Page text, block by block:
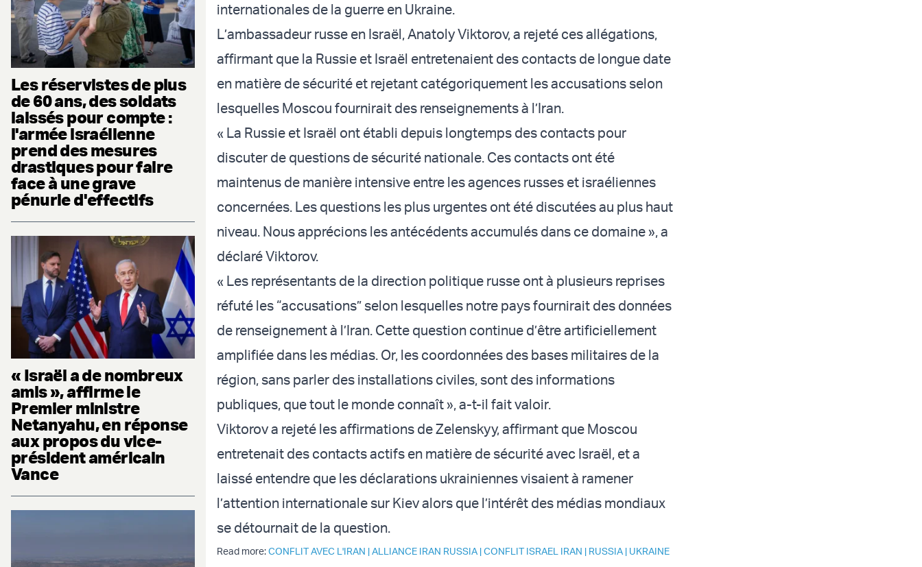
Les réservistes de plus
de 60 ans, des soldats
laissés pour compte :
l'armée israélienne
prend des mesures
drastiques pour faire
face à une grave
pénurie d'effectifs
« Israël a de nombreux
amis », affirme le
Premier ministre
Netanyahu, en réponse
aux propos du vice-
président américain
Vance
internationales de la guerre en Ukraine.
L’ambassadeur russe en Israël, Anatoly Viktorov, a rejeté ces allégations,
affirmant que la Russie et Israël entretenaient des contacts de longue date
en matière de sécurité et rejetant catégoriquement les accusations selon
lesquelles Moscou fournirait des renseignements à l’Iran.
« La Russie et Israël ont établi depuis longtemps des contacts pour
discuter de questions de sécurité nationale. Ces contacts ont été
maintenus de manière intensive entre les agences russes et israéliennes
concernées. Les questions les plus urgentes ont été discutées au plus haut
niveau. Nous apprécions les antécédents accumulés dans ce domaine », a
déclaré Viktorov.
« Les représentants de la direction politique russe ont à plusieurs reprises
réfuté les “accusations” selon lesquelles notre pays fournirait des données
de renseignement à l’Iran. Cette question continue d’être artificiellement
amplifiée dans les médias. Or, les coordonnées des bases militaires de la
région, sans parler des installations civiles, sont des informations
publiques, que tout le monde connaît », a-t-il fait valoir.
Viktorov a rejeté les affirmations de Zelenskyy, affirmant que Moscou
entretenait des contacts actifs en matière de sécurité avec Israël, et a
laissé entendre que les déclarations ukrainiennes visaient à ramener
l’attention internationale sur Kiev alors que l’intérêt des médias mondiaux
se détournait de la question.
Read more:CONFLIT AVEC L'IRAN |ALLIANCE IRAN RUSSIA |CONFLIT ISRAEL IRAN | RUSSIA | UKRAINE